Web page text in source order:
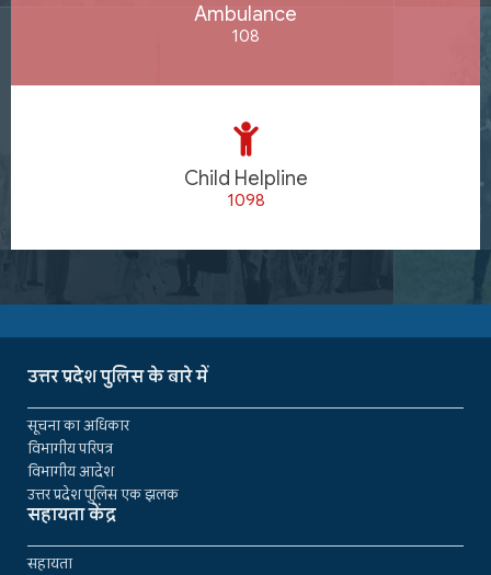
Ambulance
108
Child Helpline
1098
उत्तर प्रदेश पुलिस के बारे में
सूचना का अधिकार
विभागीय परिपत्र
विभागीय आदेश
उत्तर प्रदेश पुलिस एक झलक
सहायता केंद्र
सहायता